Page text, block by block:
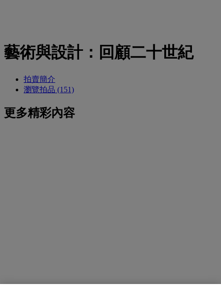
藝術與設計：回顧二十世紀
拍賣簡介
瀏覽拍品 (151)
更多精彩內容